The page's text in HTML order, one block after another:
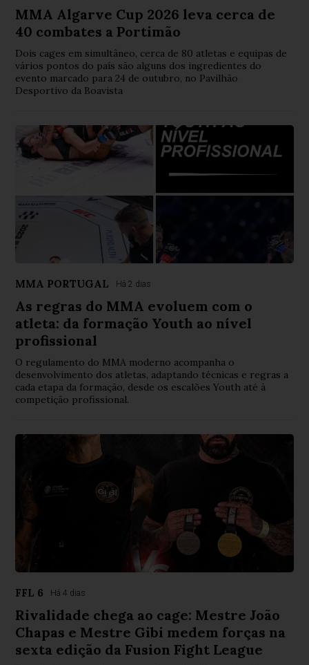
MMA Algarve Cup 2026 leva cerca de
40 combates a Portimão
Dois cages em simultâneo, cerca de 80 atletas e equipas de
vários pontos do país são alguns dos ingredientes do
evento marcado para 24 de outubro, no Pavilhão
Desportivo da Boavista
MMA PORTUGAL Há 2 dias
As regras do MMA evoluem com o
atleta: da formação Youth ao nível
profissional
O regulamento do MMA moderno acompanha o
desenvolvimento dos atletas, adaptando técnicas e regras a
cada etapa da formação, desde os escalões Youth até à
competição profissional.
FFL 6 Há 4 dias
Rivalidade chega ao cage: Mestre João
Chapas e Mestre Gibi medem forças na
sexta edição da Fusion Fight League